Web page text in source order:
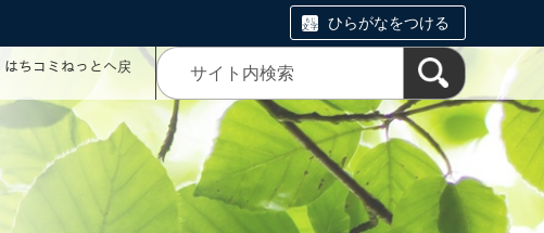
ひらがなをつける
ちコミねっとへ戻